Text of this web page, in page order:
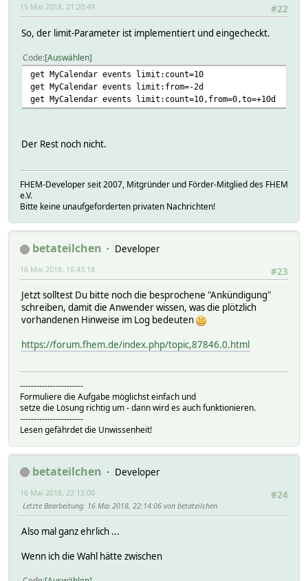
#22
15 Mai 2018, 21:20:49
So, der limit-Parameter ist implementiert und eingecheckt.
Code Auswählen
get MyCalendar events limit:count=10
get MyCalendar events limit:from=-2d
get MyCalendar events limit:count=10,from=0,to=+10d
Der Rest noch nicht.
FHEM-Developer seit 2007, Mitgründer und Förder-Mitglied des FHEM
e.V.
Bitte keine unaufgeforderten privaten Nachrichten!
betateilchen
Developer
#23
16 Mai 2018, 16:43:18
Jetzt solltest Du bitte noch die besprochene "Ankündigung"
schreiben, damit die Anwender wissen, was die plötzlich
vorhandenen Hinweise im Log bedeuten
https://forum.fhem.de/index.php/topic,87846.0.html
-----------------------
Formuliere die Aufgabe möglichst einfach und
setze die Lösung richtig um - dann wird es auch funktionieren.
-----------------------
Lesen gefährdet die Unwissenheit!
betateilchen
Developer
#24
16 Mai 2018, 22:12:00
Letzte Bearbeitung: 16 Mai 2018, 22:14:06 von betateilchen
Also mal ganz ehrlich ...
Wenn ich die Wahl hätte zwischen